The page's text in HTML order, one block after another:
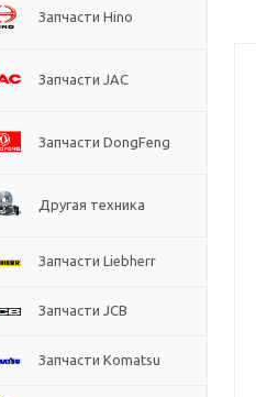
Запчасти Hino
Запчасти JAC
Запчасти DongFeng
Другая техника
Запчасти Liebherr
Запчасти JCB
Запчасти Komatsu